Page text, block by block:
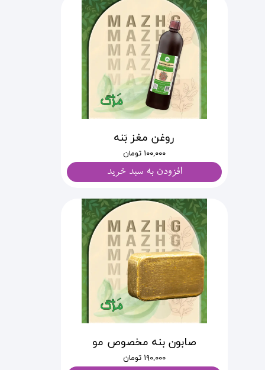
روغن مغز بَنه
۱۰۰,۰۰۰ تومان
افزودن به سبد خرید
صابون بنه مخصوص مو
۱۹۰,۰۰۰ تومان